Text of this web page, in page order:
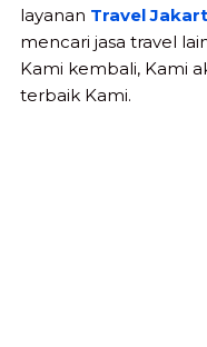
layanan Travel
mencari jasa travel
Kami kembali, Kami
terbaik Kami.